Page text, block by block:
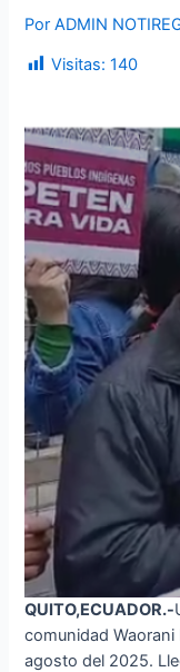
PorADMIN
Visitas: 140
QUITO,ECUADOR.-
comunidad
agosto del 2025.